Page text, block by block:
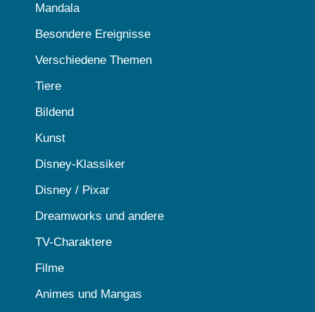
Mandala
Besondere Ereignisse
Verschiedene Themen
Tiere
Bildend
Kunst
Disney-Klassiker
Disney / Pixar
Dreamworks und andere
TV-Charaktere
Filme
Animes und Mangas